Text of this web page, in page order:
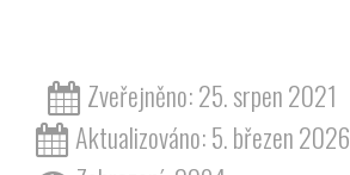
Zveřejněno: 25. srpen 2021
Aktualizováno: 5. březen 2026